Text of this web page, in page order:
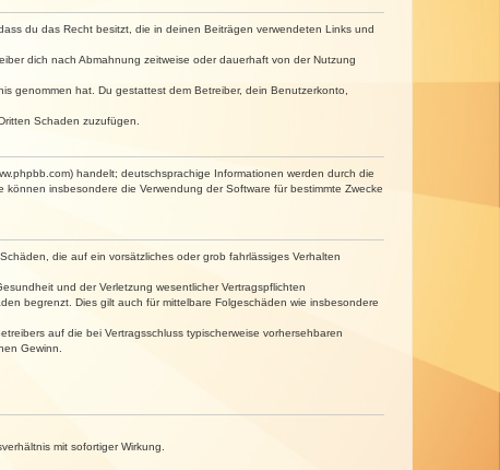
du das Recht besitzt, die in deinen Beiträgen verwendeten Links und
dich nach Abmahnung zeitweise oder dauerhaft von der Nutzung
genommen hat. Du gestattest dem Betreiber, dein Benutzerkonto,
Schaden zuzufügen.
handelt; deutschsprachige Informationen werden durch die
insbesondere die Verwendung der Software für bestimmte Zwecke
die auf ein vorsätzliches oder grob fahrlässiges Verhalten
und der Verletzung wesentlicher Vertragspflichten
begrenzt. Dies gilt auch für mittelbare Folgeschäden wie insbesondere
auf die bei Vertragsschluss typischerweise vorhersehbaren
Gewinn.
mit sofortiger Wirkung.